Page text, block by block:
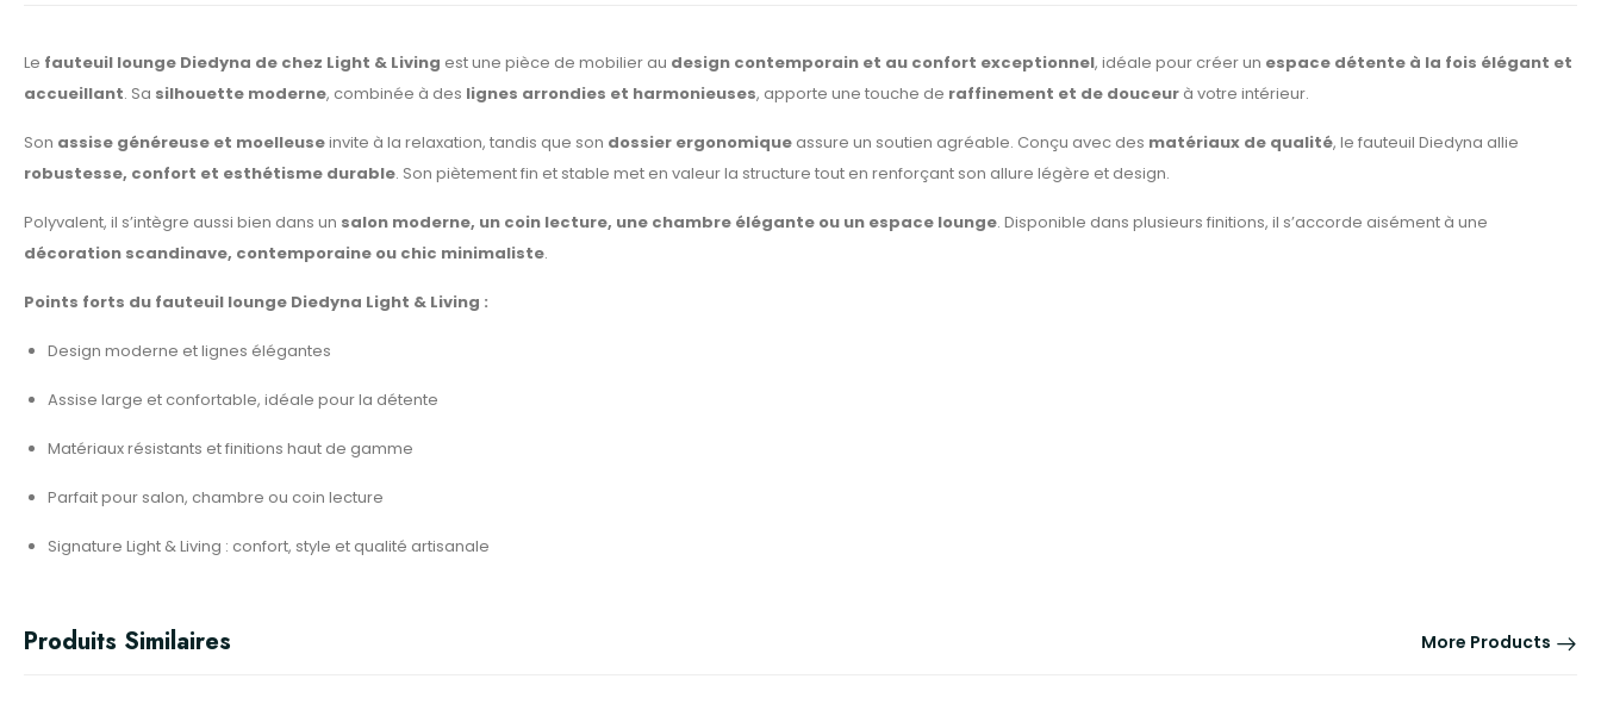
Le fauteuil lounge Diedyna de chez Light & Living est une pièce de mobilier au design contemporain et au confort exceptionnel, idéale pour créer un espace détente à la fois élégant et
accueillant. Sa silhouette moderne, combinée à des lignes arrondies et harmonieuses, apporte une touche de raffinement et de douceur à votre intérieur.
Son assise généreuse et moelleuseinvite à la relaxation, tandis que son dossier ergonomique assure un soutien agréable. Conçu avec des matériaux de qualité, le fauteuil Diedyna allie
robustesse, confort et esthétisme durable. Son piètement fin et stable met en valeur la structure tout en renforçant son allure légère et design.
Polyvalent, il s’intègre aussi bien dans un salon moderne, un coin lecture, une chambre élégante ou un espace lounge. Disponible dans plusieurs finitions, il s’accorde aisément à une
décoration scandinave, contemporaine ou chic minimaliste.
Points forts du fauteuil lounge Diedyna Light & Living :
Design moderne et lignes élégantes
Assise large et confortable, idéale pour la détente
Matériaux résistants et finitions haut de gamme
Parfait pour salon, chambre ou coin lecture
Signature Light & Living : confort, style et qualité artisanale
Produits Similaires More Products